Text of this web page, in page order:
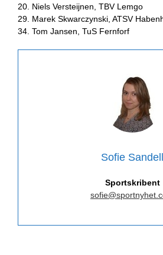
20. Niels Versteijnen, TBV Lemgo
29. Marek Skwarczynski, ATSV
34. Tom Jansen, TuS Fernforf
Sofie Sandell
Sportskribent